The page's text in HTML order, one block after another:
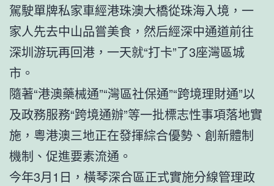
駕駛單牌私家車經港珠澳大橋從珠海入境，一
家人先去中山品嘗美食，然后經深中通道前往
深圳游玩再回港，一天就“打卡”了3座灣區城
市。
隨著“港澳藥械通”“灣區社保通”“跨境理財通”以
及政務服務“跨境通辦”等一批標志性事項落地實
施，粵港澳三地正在發揮綜合優勢、創新體制
機制、促進要素流通。
今年3月1日，橫琴深合區正式實施分線管理政